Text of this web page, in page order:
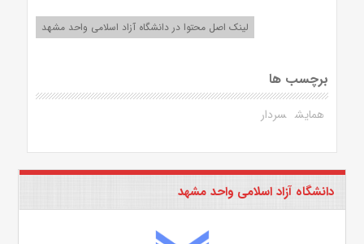
لینک اصل محتوا در دانشگاه آزاد اسلامی واحد مشهد
برچسب ها
همایش سردار
دانشگاه آزاد اسلامی واحد مشهد